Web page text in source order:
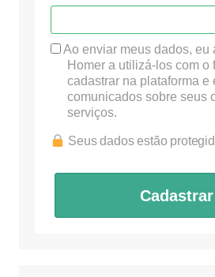
Ao enviar meus dados, eu
Homer a utilizá-los com o
cadastrar na plataforma e
comunicados sobre seus
serviços.
Seus dados estão
Cadastrar